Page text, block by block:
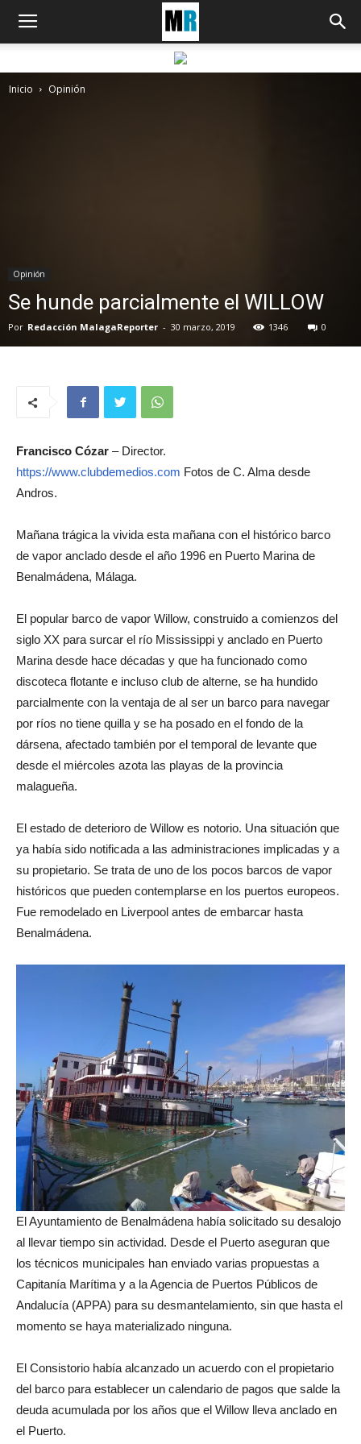
Inicio Opinión
Opinión
Se hunde parcialmente el WILLOW
Por Redacción MalagaReporter - 30 marzo, 2019 1346 0
Francisco Cózar – Director.
https://www.clubdemedios.com Fotos de C. Alma desde
Andros.
Mañana trágica la vivida esta mañana con el histórico barco
de vapor anclado desde el año 1996 en Puerto Marina de
Benalmádena, Málaga.
El popular barco de vapor Willow, construido a comienzos del
siglo XX para surcar el río Mississippi y anclado en Puerto
Marina desde hace décadas y que ha funcionado como
discoteca flotante e incluso club de alterne, se ha hundido
parcialmente con la ventaja de al ser un barco para navegar
por ríos no tiene quilla y se ha posado en el fondo de la
dársena, afectado también por el temporal de levante que
desde el miércoles azota las playas de la provincia
malagueña.
El estado de deterioro de Willow es notorio. Una situación que
ya había sido notificada a las administraciones implicadas y a
su propietario. Se trata de uno de los pocos barcos de vapor
históricos que pueden contemplarse en los puertos europeos.
Fue remodelado en Liverpool antes de embarcar hasta
Benalmádena.
El Ayuntamiento de Benalmádena había solicitado su desalojo
al llevar tiempo sin actividad. Desde el Puerto aseguran que
los técnicos municipales han enviado varias propuestas a
Capitanía Marítima y a la Agencia de Puertos Públicos de
Andalucía (APPA) para su desmantelamiento, sin que hasta el
momento se haya materializado ninguna.
El Consistorio había alcanzado un acuerdo con el propietario
del barco para establecer un calendario de pagos que salde la
deuda acumulada por los años que el Willow lleva anclado en
el Puerto.